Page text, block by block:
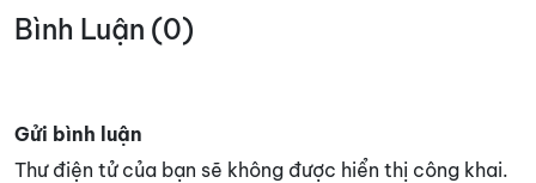
Bình Luận (0)
Gửi bình luận
Thư điện tử của bạn sẽ không được hiển thị công khai.